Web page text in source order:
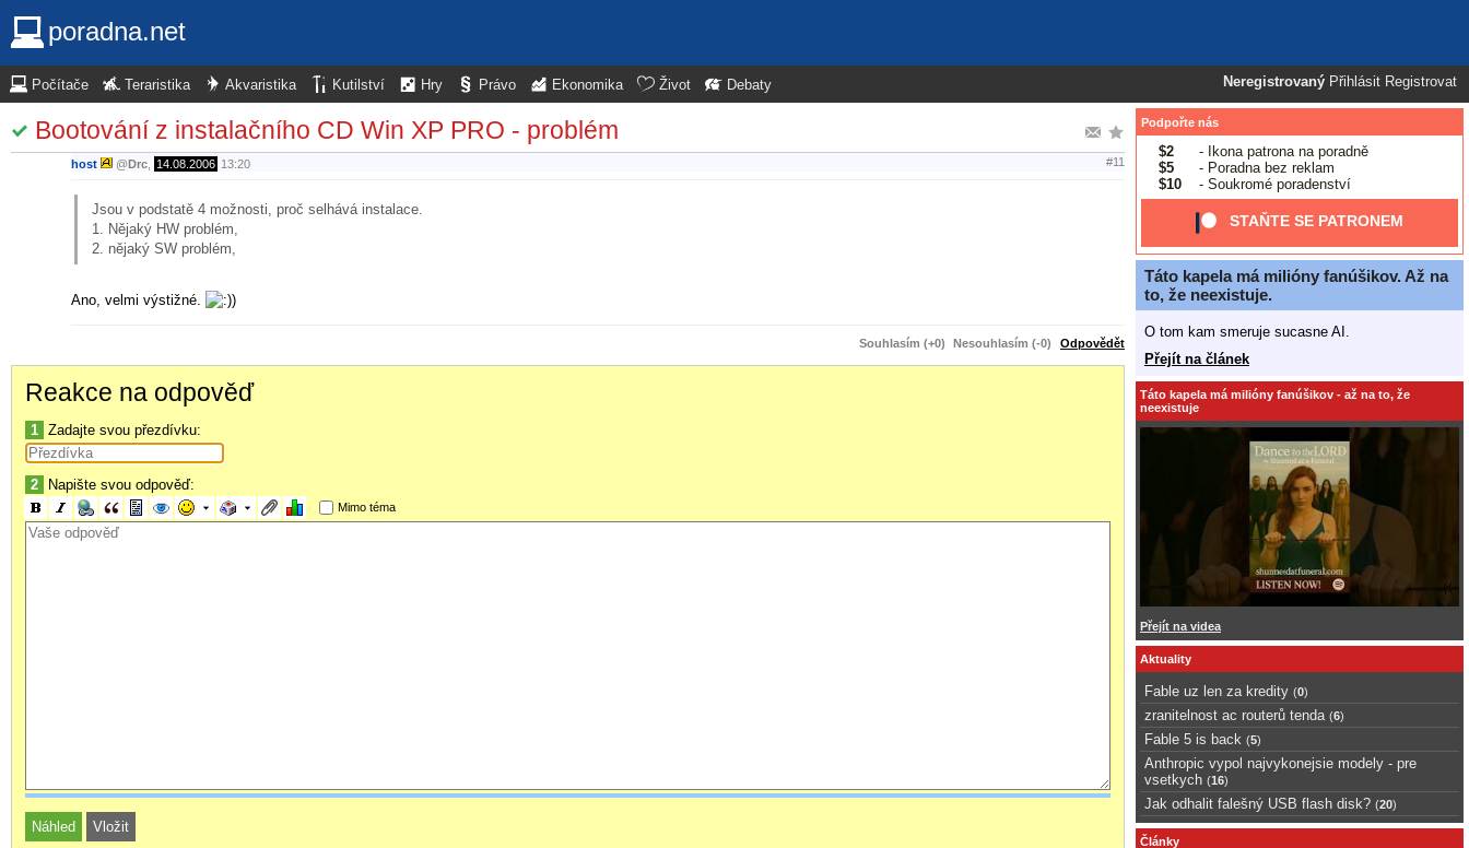
poradna.net
Neregistrovaný Přihlásit Registrovat
Počítače Teraristika Akvaristika Kutilství Hry Právo Ekonomika Život Debaty
Bootování z instalačního CD Win XP PRO - problém
host @Drc 14.08.2006 13:20 #11
Jsou v podstatě 4 možnosti, proč selhává instalace.
1. Nějaký HW problém,
2. nějaký SW problém,
Ano, velmi výstižné.
Souhlasím (+0) Nesouhlasím (-0) Odpovědět
Reakce na odpověď
1 Zadajte svou přezdívku:
2 Napište svou odpověď:
Mimo téma
Podpořte nás
$2
- Ikona patrona na poradně
$5
- Poradna bez reklam
$10
- Soukromé poradenství
STAŇTE SE PATRONEM
Táto kapela má milióny fanúšikov. Až na
to, že neexistuje.
O tom kam smeruje sucasne AI.
Přejít na článek
Táto kapela má milióny fanúšikov - až na to, že
neexistuje
Přejít na videa
Aktuality
Fable uz len za kredity (0)
zranitelnost ac routerů tenda (6)
Fable 5 is back (5)
Anthropic vypol najvykonejsie modely - pre
vsetkych (16)
Jak odhalit falešný USB flash disk? (20)
Články